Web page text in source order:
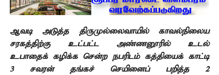
ஆவடி அடுத்த திருமுல்லைவாயில் காவல்நிலைய
சரகத்திற்கு உட்பட்ட அண்ணனூரில் உடல்
உபாதைக் கழிக்க சென்ற நபரிடம் கத்தியைக் காட்டி
3 சவரன் தங்கச் செயினைப் பறித்த 2